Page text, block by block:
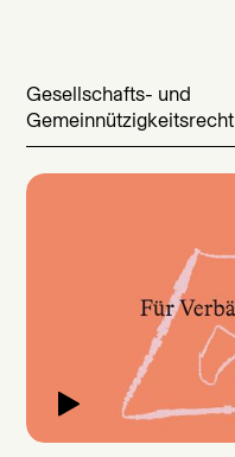
Gesellschafts- und
Gemeinnützigkeitsrecht